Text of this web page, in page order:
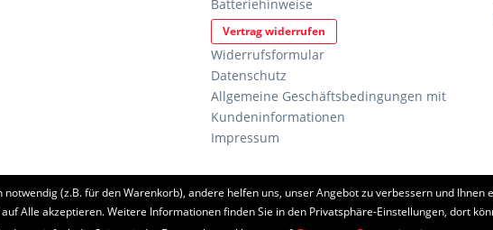
Batteriehinweise
Vertrag widerrufen
Widerrufsformular
Datenschutz
Allgemeine Geschäftsbedingungen mit
Kundeninformationen
Impressum
Mehrwertsteuer zzgl.Versandkostenund ggf. Nachnahmegebühren, wenn nicht anders
(z.B. für den Warenkorb), andere helfen uns, unser Angebot zu verbessern und
Alle akzeptieren. Weitere Informationen finden Sie in den Privatsphäre-Einstellungen, dort